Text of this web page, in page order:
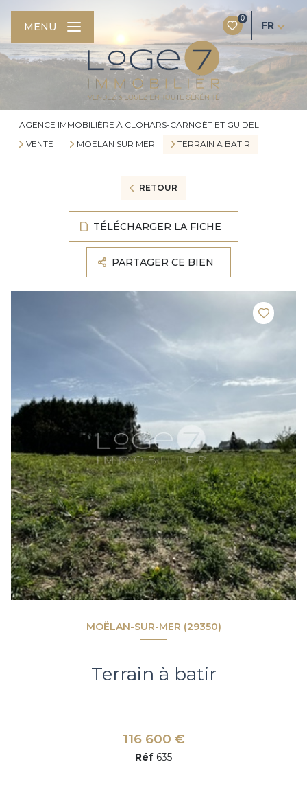
0
FR
MENU
AGENCE IMMOBILIÈRE À CLOHARS-CARNOËT ET GUIDEL
VENTE
MOELAN SUR MER TERRAIN A BATIR
RETOUR
TÉLÉCHARGER LA FICHE
PARTAGER CE BIEN
MOËLAN-SUR-MER (29350)
Terrain à batir
116 600 €
Réf 635